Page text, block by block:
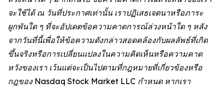
จะใช้ได้ ณ วันที่ประกาศเท่านั้น เราปฏิเสธเจตนาหรือภาระ
ผูกพันใด ๆ ที่จะอัปเดตข้อความคาดการณ์ล่วงหน้าใด ๆ หลัง
จากวันที่นี้เพื่อให้ข้อความดังกล่าวสอดคล้องกับผลลัพธ์ที่เกิด
ขึ้นจริงหรือการเปลี่ยนแปลงในความคิดเห็นหรือความคาด
หวังของเรา เว้นแต่จะเป็นไปตามที่กฎหมายที่เกี่ยวข้องหรือ
กฎของ Nasdaq Stock Market LLC กำหนด หากเรา